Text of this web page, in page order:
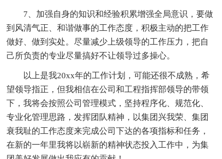
7、加强自身的知识和经验积累增强全局意识，要做
到风清气正、和谐做事的工作态度，积极主动的把工作
做好、做到实处。尽量减少上级领导的工作压力，把自
己所负责的专业尽量搞好不让领导过多操心。
以上是我20xx年的工作计划，可能还很不成熟，希
望领导指正，但我相信在公司和工程指挥部领导的带领
下，我将会按照公司管理模式，坚持程序化、规范化、
专业化管理思路，发挥团队精神，以集团兴我荣、集团
衰我耻的工作态度来完成公司下达的各项指标和任务，
在新的一年里我将以崭新的精神状态投入工作中，为集